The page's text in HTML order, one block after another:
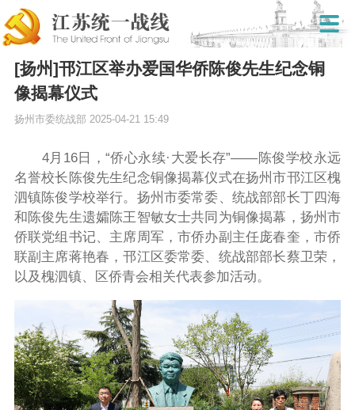
[扬州]邗江区举办爱国华侨陈俊先生纪念铜
像揭幕仪式
扬州市委统战部 2025-04-21 15:49
4月16日，“侨心永续·大爱长存”——陈俊学校永远
名誉校长陈俊先生纪念铜像揭幕仪式在扬州市邗江区槐
泗镇陈俊学校举行。扬州市委常委、统战部部长丁四海
和陈俊先生遗孀陈王智敏女士共同为铜像揭幕，扬州市
侨联党组书记、主席周军，市侨办副主任庞春奎，市侨
联副主席蒋艳春，邗江区委常委、统战部部长蔡卫荣，
以及槐泗镇、区侨青会相关代表参加活动。